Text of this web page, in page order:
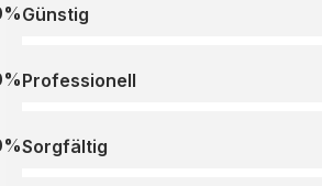
Günstig
Professionell
Sorgfältig